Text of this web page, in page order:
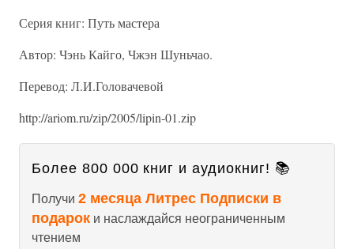
Серия книг: Путь мастера
Автор: Чэнь Кайго, Чжэн Шуньчао.
Перевод: Л.И.Головачевой
http://ariom.ru/zip/2005/lipin-01.zip
Более 800 000 книг и аудиокниг! 📚
Получи 2 месяца Литрес Подписки в
подарок и наслаждайся неограниченным
чтением